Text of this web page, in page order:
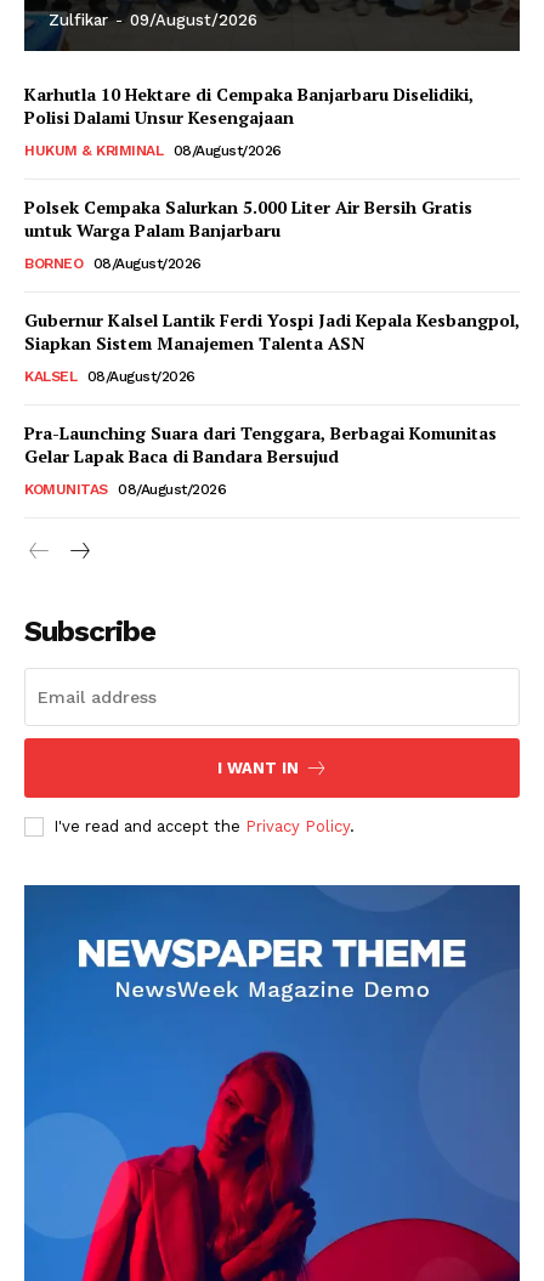
Zulfikar - 09/August/2026
Karhutla 10 Hektare di Cempaka Banjarbaru Diselidiki,
Polisi Dalami Unsur Kesengajaan
HUKUM & KRIMINAL 08/August/2026
Polsek Cempaka Salurkan 5.000 Liter Air Bersih Gratis
untuk Warga Palam Banjarbaru
BORNEO 08/August/2026
Gubernur Kalsel Lantik Ferdi Yospi Jadi Kepala Kesbangpol,
Siapkan Sistem Manajemen Talenta ASN
KALSEL 08/August/2026
Pra-Launching Suara dari Tenggara, Berbagai Komunitas
Gelar Lapak Baca di Bandara Bersujud
KOMUNITAS 08/August/2026
Subscribe
I WANT IN
I've read and accept the Privacy Policy.